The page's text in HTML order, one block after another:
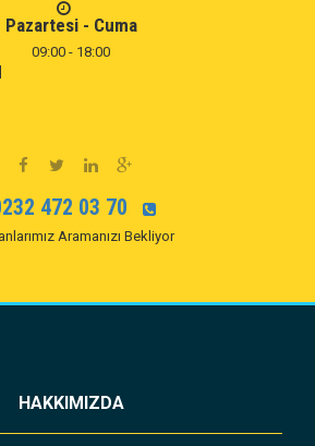
Pazartesi - Cuma
09:00 - 18:00
472 03 70
Aramanızı Bekliyor
HAKKIMIZDA